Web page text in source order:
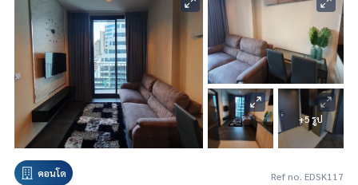
+5 รูป
คอนโด Ref no. EDSK117